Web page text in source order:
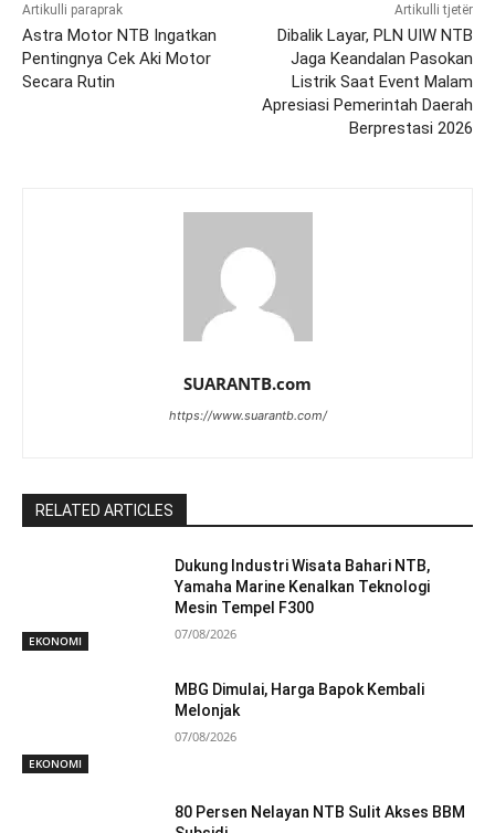
Artikulli paraprak
Astra Motor NTB Ingatkan
Pentingnya Cek Aki Motor
Secara Rutin
Artikulli tjetër
Dibalik Layar, PLN UIW NTB
Jaga Keandalan Pasokan
Listrik Saat Event Malam
Apresiasi Pemerintah Daerah
Berprestasi 2026
SUARANTB.com
https://www.suarantb.com/
RELATED ARTICLES
EKONOMI
Dukung Industri Wisata Bahari NTB,
Yamaha Marine Kenalkan Teknologi
Mesin Tempel F300
07/08/2026
EKONOMI
MBG Dimulai, Harga Bapok Kembali
Melonjak
07/08/2026
80 Persen Nelayan NTB Sulit Akses BBM